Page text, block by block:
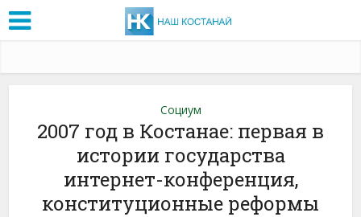
Социум
2007 год в Костанае: первая в
истории государства
интернет-конференция,
конституционные реформы